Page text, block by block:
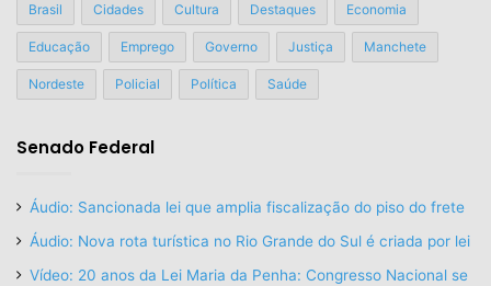
Brasil Cidades Cultura Destaques Economia
Educação Emprego Governo Justiça Manchete
Nordeste Policial Política Saúde
Senado Federal
Áudio: Sancionada lei que amplia fiscalização do piso do frete
Áudio: Nova rota turística no Rio Grande do Sul é criada por lei
Vídeo: 20 anos da Lei Maria da Penha: Congresso Nacional se